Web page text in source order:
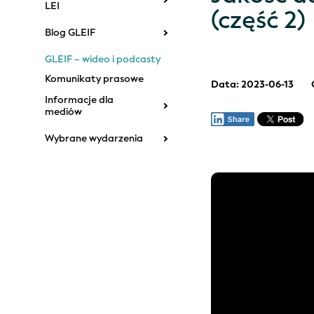
LEI
Blog GLEIF
GLEIF – wideo i podcasty
Komunikaty prasowe
Informacje dla
mediów
Wybrane wydarzenia
(część 2)
Data: 2023-06-13